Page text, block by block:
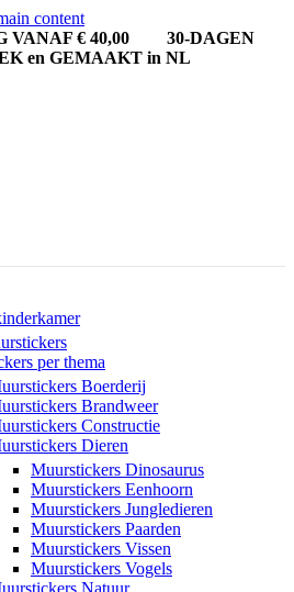
content
VANAF € 40,00
30-DAGEN
en GEMAAKT in NL
per thema
Boerderij
Brandweer
Constructie
Dieren
Muurstickers Dinosaurus
Muurstickers Eenhoorn
Muurstickers Jungledieren
Muurstickers Paarden
Muurstickers Vissen
Muurstickers Vogels
Natuur